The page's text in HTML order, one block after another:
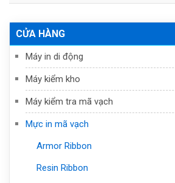
CỬA HÀNG
Máy in di động
Máy kiểm kho
Máy kiểm tra mã vạch
Mực in mã vạch
Armor Ribbon
Resin Ribbon